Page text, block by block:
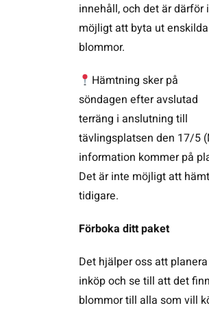
innehåll, och det är därför
möjligt att byta ut enskilda
blommor.
Hämtning sker på
söndagen efter avslutad
terräng i anslutning till
tävlingsplatsen den 17/5
information kommer på
Det är inte möjligt att
tidigare.
Förboka ditt paket
Det hjälper oss att planera
inköp och se till att det
blommor till alla som vill